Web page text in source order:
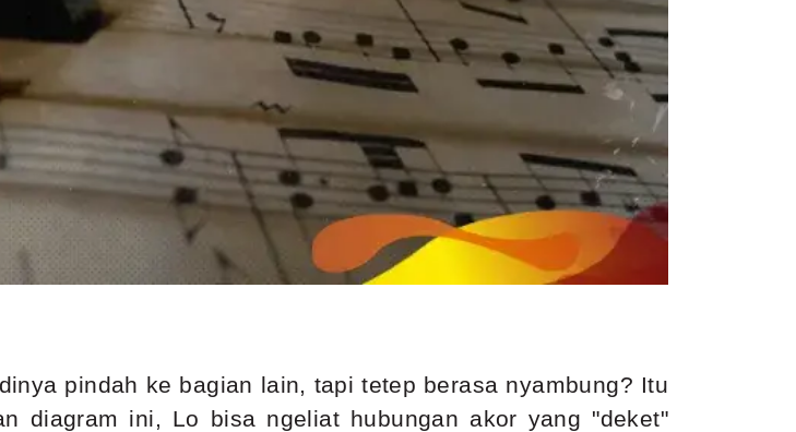
pindah ke bagian lain, tapi tetep berasa nyambung? Itu
diagram ini, Lo bisa ngeliat hubungan akor yang "deket"